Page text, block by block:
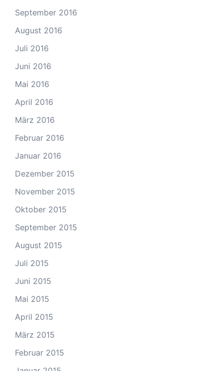
September 2016
August 2016
Juli 2016
Juni 2016
Mai 2016
April 2016
März 2016
Februar 2016
Januar 2016
Dezember 2015
November 2015
Oktober 2015
September 2015
August 2015
Juli 2015
Juni 2015
Mai 2015
April 2015
März 2015
Februar 2015